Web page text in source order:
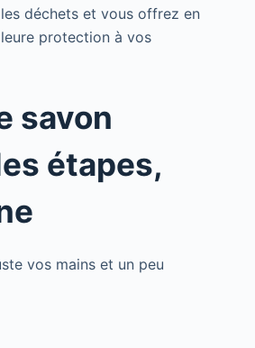
déchets et vous offrez en
protection à vos
savon
étapes,
vos mains et un peu